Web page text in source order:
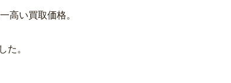
高い買取価格。
。